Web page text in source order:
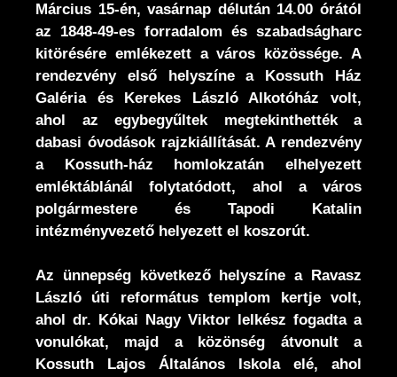
Március 15-én, vasárnap délután 14.00 órától
az 1848-49-es forradalom és szabadságharc
kitörésére emlékezett a város közössége. A
rendezvény első helyszíne a Kossuth Ház
Galéria és Kerekes László Alkotóház volt,
ahol az egybegyűltek megtekinthették a
dabasi óvodások rajzkiállítását. A rendezvény
a Kossuth-ház homlokzatán elhelyezett
emléktáblánál folytatódott, ahol a város
polgármestere és Tapodi Katalin
intézményvezető helyezett el koszorút.
Az ünnepség következő helyszíne a Ravasz
László úti református templom kertje volt,
ahol dr. Kókai Nagy Viktor lelkész fogadta a
vonulókat, majd a közönség átvonult a
Kossuth Lajos Általános Iskola elé, ahol